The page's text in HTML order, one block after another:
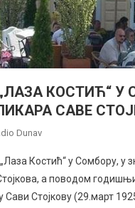
КОСТИЋ“
САВЕ
Dunav
Костић“ у Сомбору, у
а поводом
Стојкову (29.март